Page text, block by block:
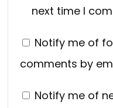
next time I
Notify me of
comments by
Notify me of